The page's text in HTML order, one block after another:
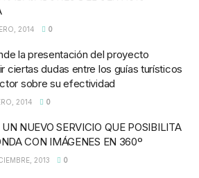
2014 0
la presentación del proyecto
ciertas dudas entre los guías turísticos
sobre su efectividad
2014 0
NUEVO SERVICIO QUE POSIBILITA
CON IMÁGENES EN 360º
2013 0